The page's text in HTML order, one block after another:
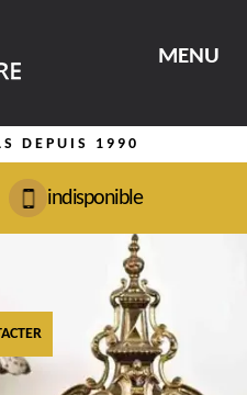
MENU
DEPUIS 1990
indisponible